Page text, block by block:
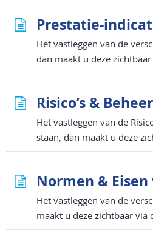
Prestatie-
Het vastleggen van de
dan maakt u deze
Risico’s &
Het vastleggen van de
staan, dan maakt u deze
Normen &
Het vastleggen van de
maakt u deze zichtbaar